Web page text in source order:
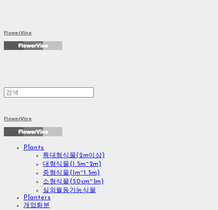
FlowerVine
FlowerVine
Plants
특대형식물(2m이상)
대형식물(1.5m~2m)
중형식물(1m~1.5m)
소형식물(50cm~1m)
실외월동가능식물
Planters
개업화분